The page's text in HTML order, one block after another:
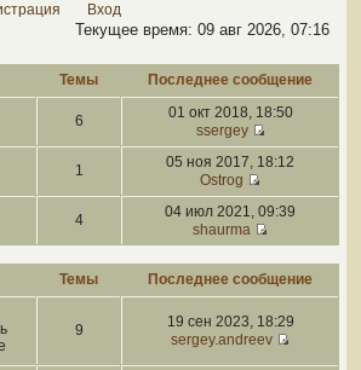
Вход
Текущее время: 09 авг 2026, 07:16
Темы Последнее сообщение
6
01 окт 2018, 18:50
ssergey
1
05 ноя 2017, 18:12
Ostrog
4
04 июл 2021, 09:39
shaurma
Темы Последнее сообщение
9
19 сен 2023, 18:29
sergey.andreev